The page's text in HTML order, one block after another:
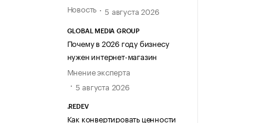
Новость
5 августа 2026
GLOBAL MEDIA GROUP
Почему в 2026 году бизнесу
нужен интернет-магазин
Мнение эксперта
5 августа 2026
.REDEV
Как конвертировать ценности